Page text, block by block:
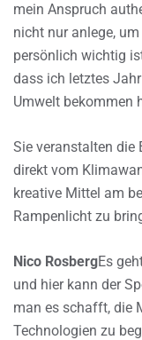
mein Anspruch
nicht nur anlege,
persönlich wichtig
dass ich letztes
Umwelt bekommen
Sie veranstalten die
direkt vom
kreative Mittel am
Rampenlicht zu
Nico RosbergEs
und hier kann der
man es schafft, die
Technologien zu